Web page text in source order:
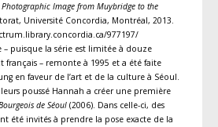
Image from Muybridge to the
Université Concordia, Montréal, 2013.
977197/
– puisque la série est limitée à douze
français – remonte à 1995 et a été faite
en faveur de l’art et de la culture à Séoul.
poussé Hannah a créer une première
de Séoul(2006). Dans celle-ci, des
été invités à prendre la pose exacte de la